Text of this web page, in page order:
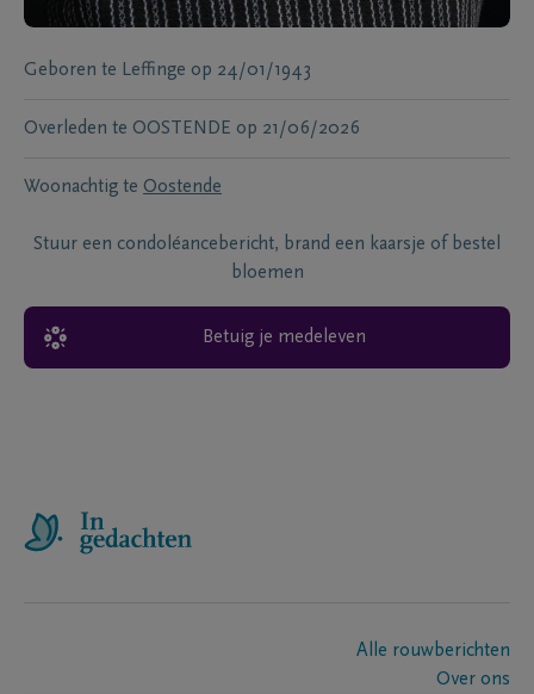
Geboren te Leffinge op 24/01/1943
Overleden te OOSTENDE op 21/06/2026
Woonachtig te Oostende
Stuur een condoléancebericht, brand een kaarsje of bestel
bloemen
Betuig je medeleven
Alle rouwberichten
Over ons